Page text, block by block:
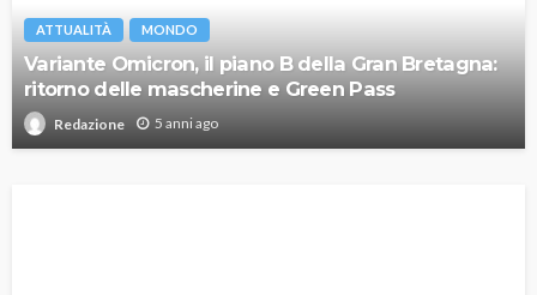
ATTUALITÀ MONDO
Variante Omicron, il piano B della Gran Bretagna:
ritorno delle mascherine e Green Pass
Redazione 5 anni ago